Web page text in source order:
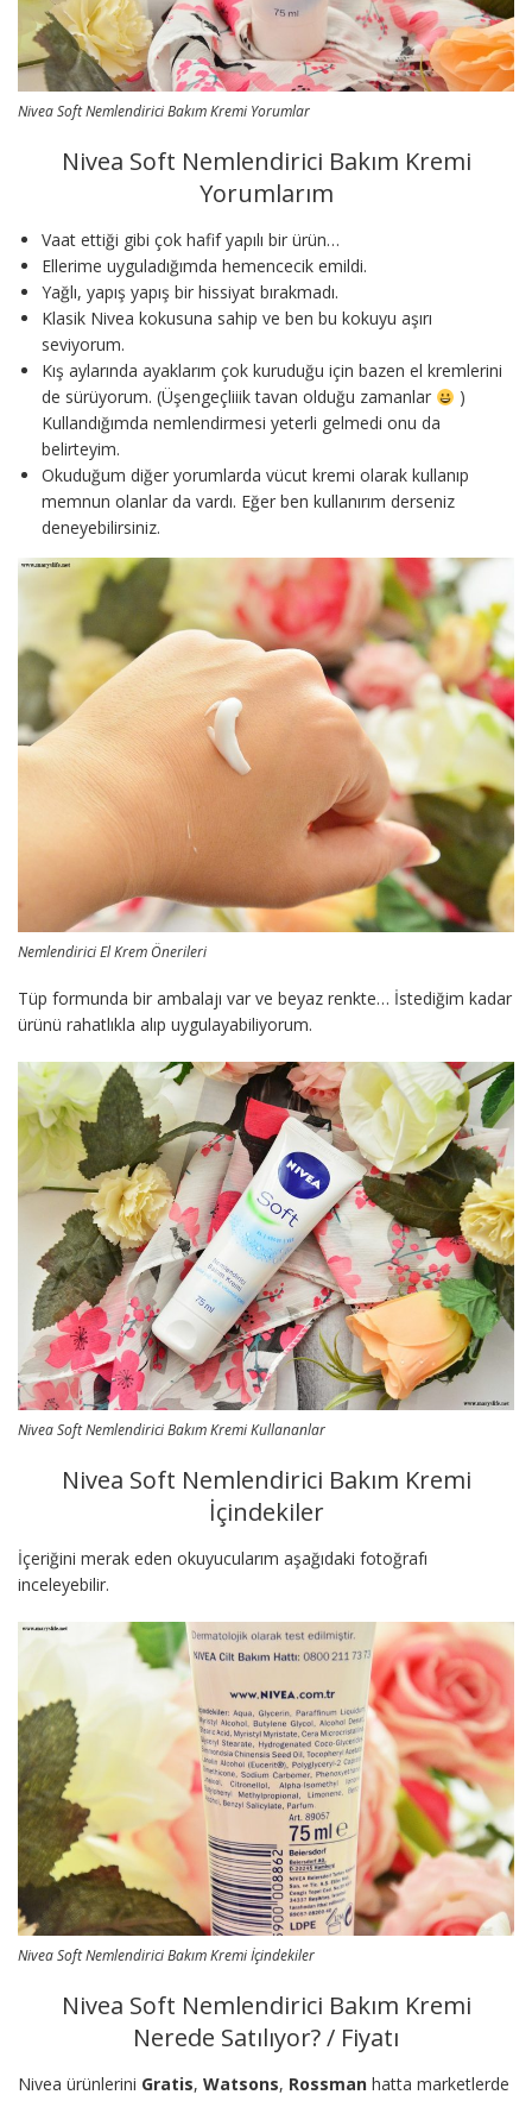
Nivea Soft Nemlendirici Bakım Kremi Yorumlar
Nivea Soft Nemlendirici Bakım Kremi
Yorumlarım
Vaat ettiği gibi çok hafif yapılı bir ürün…
Ellerime uyguladığımda hemencecik emildi.
Yağlı, yapış yapış bir hissiyat bırakmadı.
Klasik Nivea kokusuna sahip ve ben bu kokuyu aşırı
seviyorum.
Kış aylarında ayaklarım çok kuruduğu için bazen el kremlerini
de sürüyorum. (Üşengeçliiik tavan olduğu zamanlar
)
Kullandığımda nemlendirmesi yeterli gelmedi onu da
belirteyim.
Okuduğum diğer yorumlarda vücut kremi olarak kullanıp
memnun olanlar da vardı. Eğer ben kullanırım derseniz
deneyebilirsiniz.
Nemlendirici El Krem Önerileri
Tüp formunda bir ambalajı var ve beyaz renkte… İstediğim kadar
ürünü rahatlıkla alıp uygulayabiliyorum.
Nivea Soft Nemlendirici Bakım Kremi Kullananlar
Nivea Soft Nemlendirici Bakım Kremi
İçindekiler
İçeriğini merak eden okuyucularım aşağıdaki fotoğrafı
inceleyebilir.
Nivea Soft Nemlendirici Bakım Kremi İçindekiler
Nivea Soft Nemlendirici Bakım Kremi
Nerede Satılıyor? / Fiyatı
Nivea ürünlerini Gratis, Watsons, Rossman hatta marketlerde